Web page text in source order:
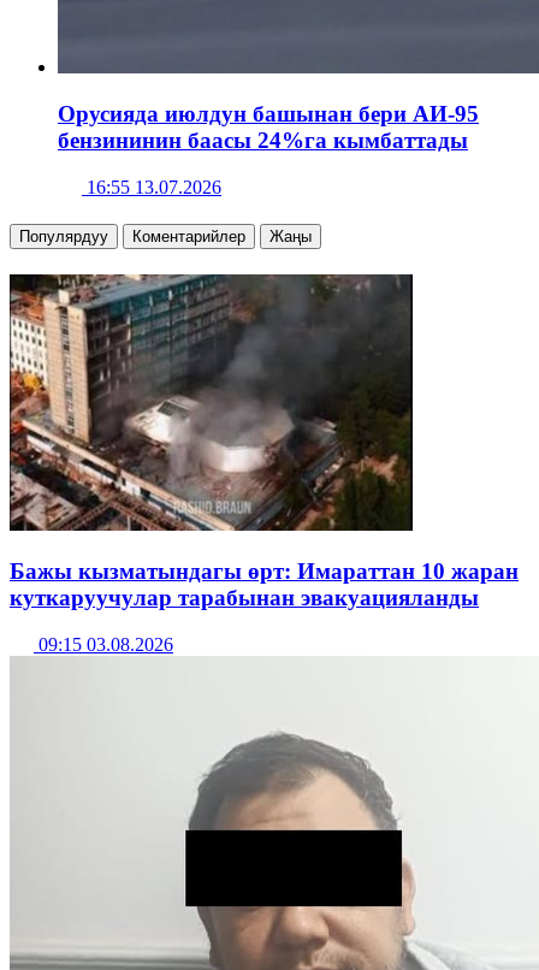
Орусияда июлдун башынан бери АИ-95
бензининин баасы 24%га кымбаттады
16:55 13.07.2026
Популярдуу Коментарийлер Жаңы
Бажы кызматындагы өрт: Имараттан 10 жаран
куткаруучулар тарабынан эвакуацияланды
09:15 03.08.2026